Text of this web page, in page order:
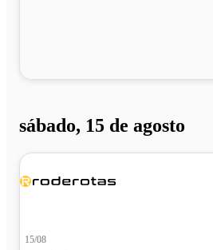
sábado, 15 de agosto
15/08